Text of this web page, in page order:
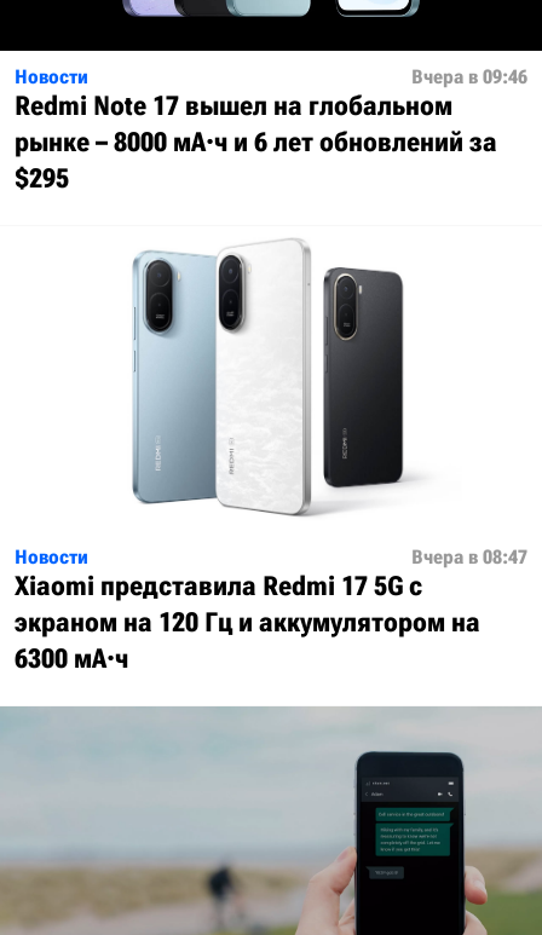
Новости Вчера в 09:46
Redmi Note 17 вышел на глобальном
рынке – 8000 мА·ч и 6 лет обновлений за
$295
Новости Вчера в 08:47
Xiaomi представила Redmi 17 5G с
экраном на 120 Гц и аккумулятором на
6300 мА·ч